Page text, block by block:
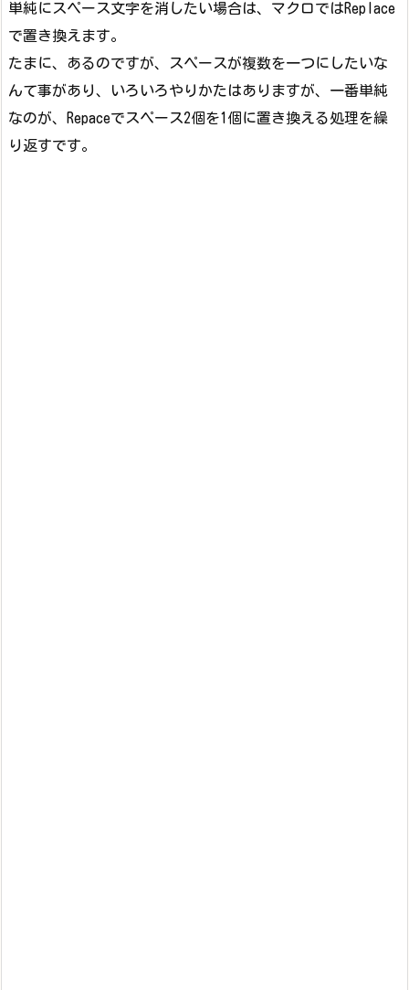
単純にスペース文字を消したい場合は、マクロではReplace
で置き換えます。
たまに、あるのですが、スペースが複数を一つにしたいな
んて事があり、いろいろやりかたはありますが、一番単純
なのが、Repaceでスペース2個を1個に置き換える処理を繰
り返すです。